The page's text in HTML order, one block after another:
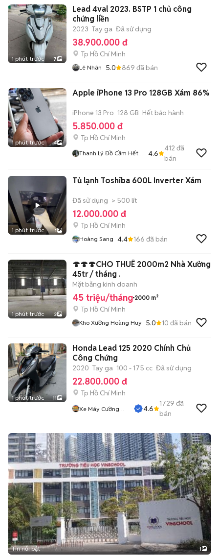
1 phút trước 7
Lead 4val 2023. BSTP 1 chủ công
chứng liền
2023 Tay ga Đã sử dụng
38.900.000 đ
Tp Hồ Chí Minh
Lê Nhân 5.0 869 đã bán
1 phút trước 4
Apple iPhone 13 Pro 128GB Xám 86%
iPhone 13 Pro 128 GB Hết bảo hành
5.850.000 đ
Tp Hồ Chí Minh
Thanh Lý Đồ Cầm Hết
4.6
412 đã
bán
1 phút trước 1
Tủ lạnh Toshiba 600L Inverter Xám
Đã sử dụng > 500 lít
12.000.000 đ
Tp Hồ Chí Minh
Hoàng Sang 4.4 166 đã bán
1 phút trước 3
🍄🍄🍄CHO THUÊ 2000m2 Nhà Xưởng
45tr / tháng .
Mặt bằng kinh doanh
45 triệu/tháng 2000 m²
Tp Hồ Chí Minh
Kho Xưởng Hoàng Huy 5.0 10 đã bán
1 phút trước 11
Honda Lead 125 2020 Chính Chủ
Công Chứng
2020 Tay ga 100 - 175 cc Đã sử dụng
22.800.000 đ
Tp Hồ Chí Minh
Xe Máy Cường
4.6
1729 đã
bán
Tin nổi bật 1